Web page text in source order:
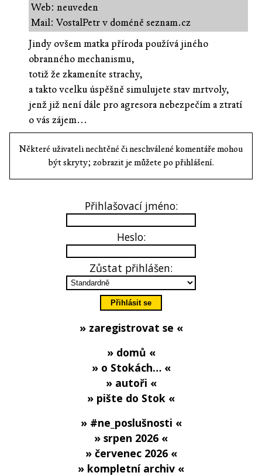
Web: neuveden
Mail: VostalPetr v doméně seznam.cz
Jindy ovšem matka příroda používá jiného
obranného mechanismu,
totiž že zkameníte strachy,
a takto vcelku úspěšně simulujete stav mrtvoly,
jenž již není dále pro agresora nebezpečím a ztratí
o vás zájem...
Některé uživateli nechtěné či neschválené komentáře mohou
být skryty; zobrazit je můžete po přihlášení.
Přihlašovací jméno:
Heslo:
Zůstat přihlášen:
» zaregistrovat se «
» domů «
» o Stokách… «
» autoři «
» pište do Stok «
» #ne_poslušnosti «
» srpen 2026 «
» červenec 2026 «
» kompletní archiv «